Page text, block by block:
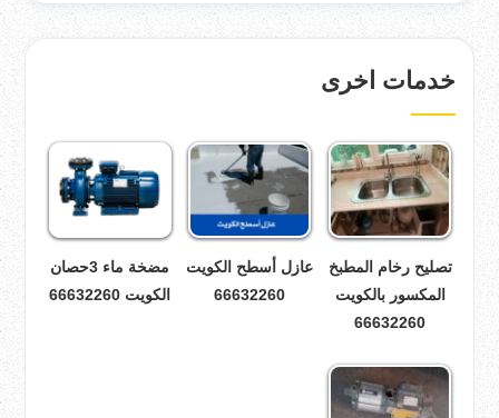
خدمات اخرى
تصليح رخام المطبخ
المكسور بالكويت
66632260
عازل أسطح الكويت
66632260
مضخة ماء 3حصان
الكويت 66632260